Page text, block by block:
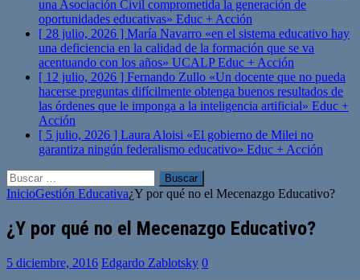
una Asociación Civil comprometida la generación de
oportunidades educativas» Educ + Acción
[ 28 julio, 2026 ] María Navarro «en el sistema educativo hay
una deficiencia en la calidad de la formación que se va
acentuando con los años» UCALPEduc + Acción
[ 12 julio, 2026 ] Fernando Zullo «Un docente que no pueda
hacerse preguntas difícilmente obtenga buenos resultados de
las órdenes que le imponga a la inteligencia artificial» Educ +
Acción
[ 5 julio, 2026 ] Laura Aloisi «El gobierno de Milei no
garantiza ningún federalismo educativo» Educ + Acción
Buscar:
InicioGestión Educativa¿Y por qué no el Mecenazgo Educativo?
¿Y por qué no el Mecenazgo Educativo?
5 diciembre, 2016 Edgardo Zablotsky 0